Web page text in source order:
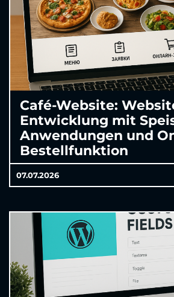
Café-Website:
Entwicklung mit
Anwendungen und
Bestellfunktion
07.07.2026